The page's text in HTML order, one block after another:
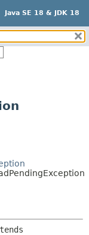
Java SE 18 & JDK 18
ド
ラクタ